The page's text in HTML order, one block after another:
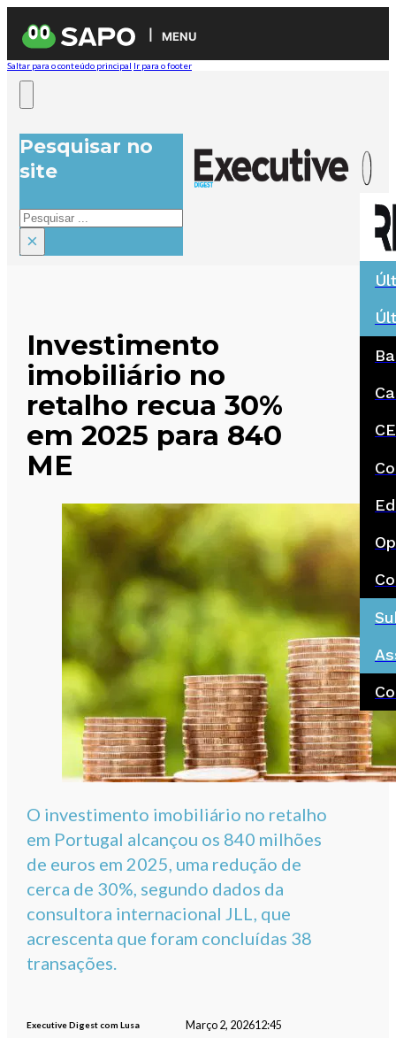
MENU
Saltar para o conteúdo principal Ir para o footer
Pesquisar no
site
Pesquisar
×
Investimento
imobiliário no
retalho recua 30%
em 2025 para 840
ME
O investimento imobiliário no retalho
em Portugal alcançou os 840 milhões
de euros em 2025, uma redução de
cerca de 30%, segundo dados da
consultora internacional JLL, que
acrescenta que foram concluídas 38
transações.
Executive Digest com Lusa Março 2, 202612:45